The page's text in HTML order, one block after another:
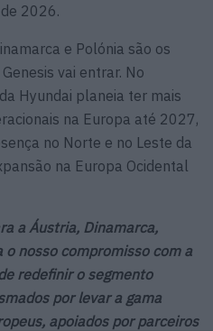
2026.
e Polónia são os
vai entrar. No
Hyundai planeia ter mais
na Europa até 2027,
no Norte e no Leste da
na Europa Ocidental
a Áustria, Dinamarca,
nosso compromisso com a
redefinir o segmento
por levar a gama
apoiados por parceiros